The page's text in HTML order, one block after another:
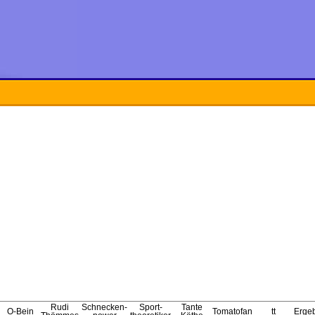
O-Bein
Rudi
Schnecken-
Sport-
Tante
Tomatofan tt